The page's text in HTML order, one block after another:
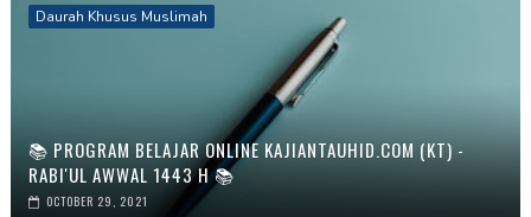
Daurah Khusus Muslimah
📚 PROGRAM BELAJAR ONLINE KAJIANTAUHID.COM (KT) -
RABI'UL AWWAL 1443 H 📚
OCTOBER 29, 2021